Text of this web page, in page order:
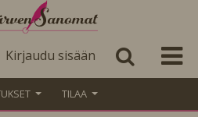
Kirjaudu sisään
TILAA